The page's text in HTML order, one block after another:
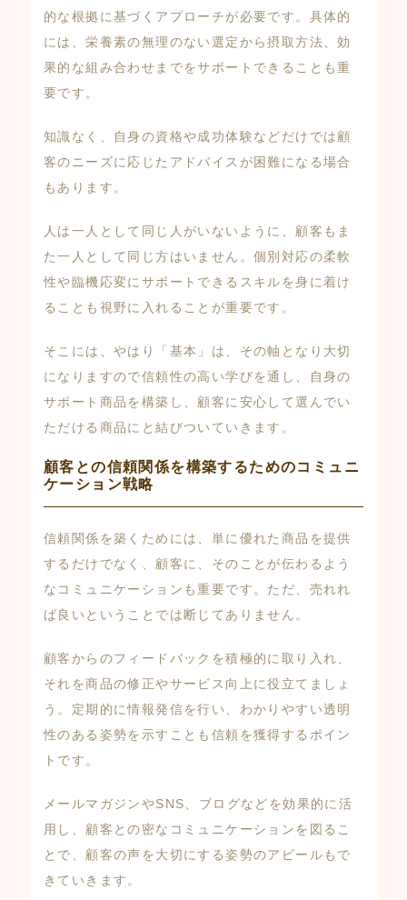
的な根拠に基づくアプローチが必要です。具体的
には、栄養素の無理のない選定から摂取方法、効
果的な組み合わせまでをサポートできることも重
要です。
知識なく、自身の資格や成功体験などだけでは顧
客のニーズに応じたアドバイスが困難になる場合
もあります。
人は一人として同じ人がいないように、顧客もま
た一人として同じ方はいません。個別対応の柔軟
性や臨機応変にサポートできるスキルを身に着け
ることも視野に入れることが重要です。
そこには、やはり「基本」は、その軸となり大切
になりますので信頼性の高い学びを通し、自身の
サポート商品を構築し、顧客に安心して選んでい
ただける商品にと結びついていきます。
顧客との信頼関係を構築するためのコミュニ
ケーション戦略
信頼関係を築くためには、単に優れた商品を提供
するだけでなく、顧客に、そのことが伝わるよう
なコミュニケーションも重要です。ただ、売れれ
ば良いということでは断じてありません。
顧客からのフィードバックを積極的に取り入れ、
それを商品の修正やサービス向上に役立てましょ
う。定期的に情報発信を行い、わかりやすい透明
性のある姿勢を示すことも信頼を獲得するポイン
トです。
メールマガジンやSNS、ブログなどを効果的に活
用し、顧客との密なコミュニケーションを図るこ
とで、顧客の声を大切にする姿勢のアピールもで
きていきます。